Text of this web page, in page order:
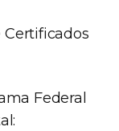
Federal